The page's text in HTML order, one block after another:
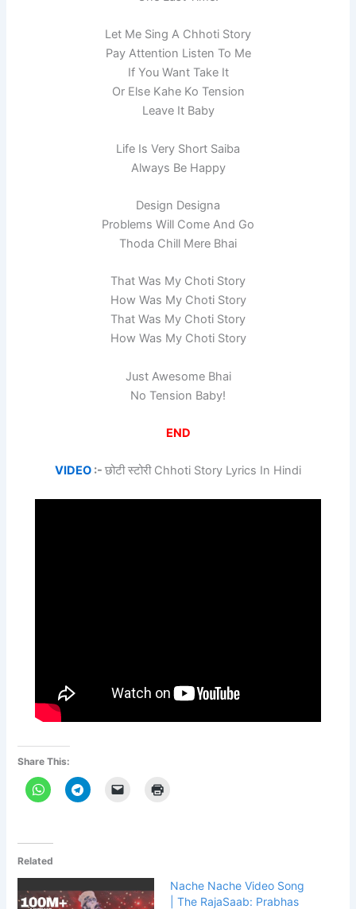
Let Me Sing A Chhoti Story
Pay Attention Listen To Me
If You Want Take It
Or Else Kahe Ko Tension
Leave It Baby
Life Is Very Short Saiba
Always Be Happy
Design Designa
Problems Will Come And Go
Thoda Chill Mere Bhai
That Was My Choti Story
How Was My Choti Story
That Was My Choti Story
How Was My Choti Story
Just Awesome Bhai
No Tension Baby!
END
VIDEO :- छोटी स्टोरी Chhoti Story Lyrics In Hindi
Share This:
Related
Nache Nache Video Song
| The RajaSaab: Prabhas